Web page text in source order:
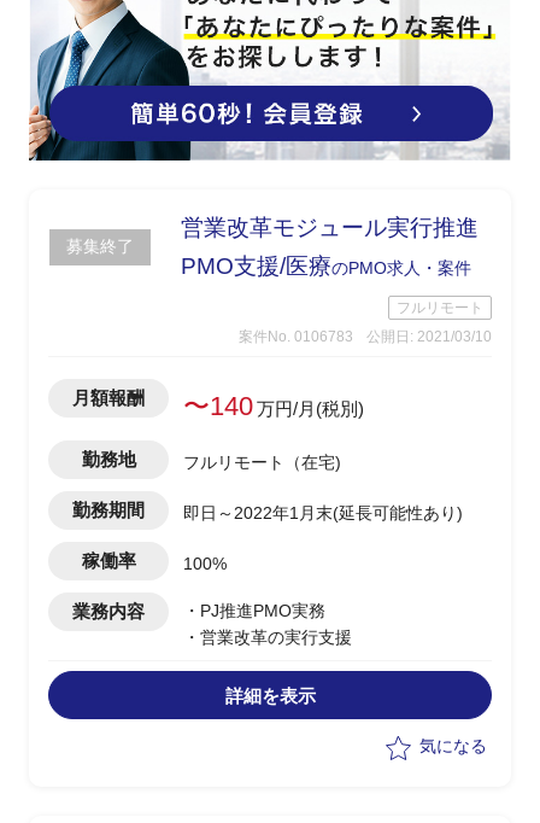
募集終了
営業改革モジュール実行推進
PMO支援/医療のPMO求人・案件
フルリモート
案件No. 0106783
公開日: 2021/03/10
月額報酬 〜140万円/月(税別)
勤務地 フルリモート（在宅)
勤務期間 即日～2022年1月末(延長可能性あり)
稼働率 100%
業務内容
・PJ推進PMO実務
・営業改革の実行支援
詳細を表示
気になる